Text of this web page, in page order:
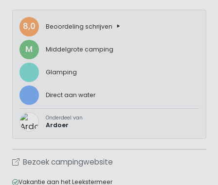
8,0 Beoordeling schrijven
M Middelgrote camping
Glamping
Direct aan water
Onderdeel van
Ardoer
Bezoek campingwebsite
Vakantie aan het Leekstermeer